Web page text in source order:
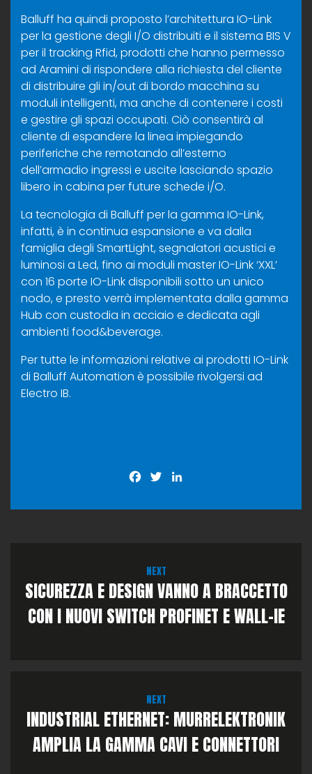
Balluff ha quindi proposto l’architettura IO-Link
per la gestione degli I/O distribuiti e il sistema BIS V
per il tracking Rfid, prodotti che hanno permesso
ad Aramini di rispondere alla richiesta del cliente
di distribuire gli in/out di bordo macchina su
moduli intelligenti, ma anche di contenere i costi
e gestire gli spazi occupati. Ciò consentirà al
cliente di espandere la linea impiegando
periferiche che remotando all’esterno
dell’armadio ingressi e uscite lasciando spazio
libero in cabina per future schede i/O.
La tecnologia di Balluff per la gamma IO-Link,
infatti, è in continua espansione e va dalla
famiglia degli SmartLight, segnalatori acustici e
luminosi a Led, fino ai moduli master IO-Link ‘XXL’
con 16 porte IO-Link disponibili sotto un unico
nodo, e presto verrà implementata dalla gamma
Hub con custodia in acciaio e dedicata agli
ambienti food&beverage.
Per tutte le informazioni relative ai prodotti IO-Link
di Balluff Automation è possibile rivolgersi ad
Electro IB.
Facebook
Twitter
NEXT
SICUREZZA E DESIGN VANNO A BRACCETTO
CON I NUOVI SWITCH PROFINET E WALL-IE
NEXT
INDUSTRIAL ETHERNET: MURRELEKTRONIK
AMPLIA LA GAMMA CAVI E CONNETTORI